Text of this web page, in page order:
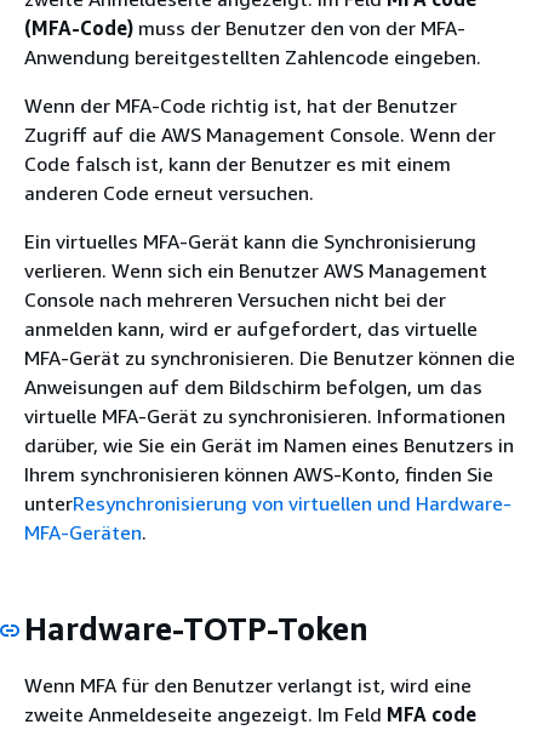
(MFA-Code) muss der Benutzer den von der MFA-
Anwendung bereitgestellten Zahlencode eingeben.
Wenn der MFA-Code richtig ist, hat der Benutzer
Zugriff auf die AWS Management Console. Wenn der
Code falsch ist, kann der Benutzer es mit einem
anderen Code erneut versuchen.
Ein virtuelles MFA-Gerät kann die Synchronisierung
verlieren. Wenn sich ein Benutzer AWS Management
Console nach mehreren Versuchen nicht bei der
anmelden kann, wird er aufgefordert, das virtuelle
MFA-Gerät zu synchronisieren. Die Benutzer können die
Anweisungen auf dem Bildschirm befolgen, um das
virtuelle MFA-Gerät zu synchronisieren. Informationen
darüber, wie Sie ein Gerät im Namen eines Benutzers in
Ihrem synchronisieren können AWS-Konto, finden Sie
unterResynchronisierung von virtuellen und Hardware-
MFA-Geräten.
Hardware-TOTP-Token
Wenn MFA für den Benutzer verlangt ist, wird eine
zweite Anmeldeseite angezeigt. Im Feld MFA code